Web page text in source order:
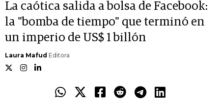
La caótica salida a bolsa de Facebook:
la "bomba de tiempo" que terminó en
un imperio de US$ 1 billón
Laura Mafud Editora